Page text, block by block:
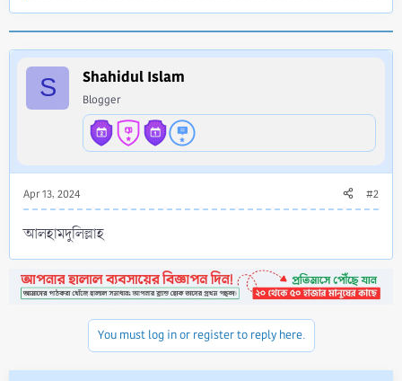
t
i
S Shahidul Islam
Blogger
Apr 13, 2024 #2
আলহামদুলিল্লাহ
You must log in or register to reply here.